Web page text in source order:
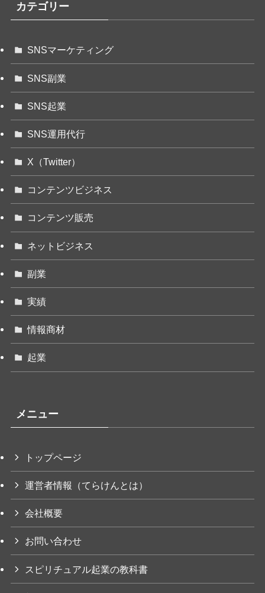
カテゴリー
SNSマーケティング
SNS副業
SNS起業
SNS運用代行
X（Twitter）
コンテンツビジネス
コンテンツ販売
ネットビジネス
副業
実績
情報商材
起業
メニュー
トップページ
運営者情報（てらけんとは）
会社概要
お問い合わせ
スピリチュアル起業の教科書